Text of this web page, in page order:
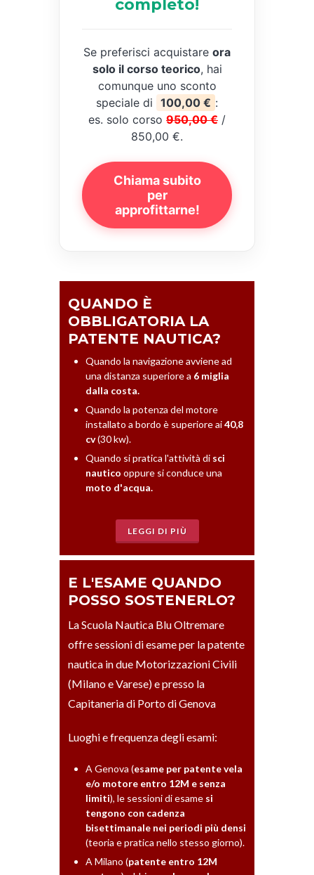
completo!
Se preferisci acquistare ora
solo il corso teorico, hai
comunque uno sconto
speciale di 100,00 € :
es. solo corso 950,00 € /
850,00 €.
Chiama subito
per
approfittarne!
QUANDO È
OBBLIGATORIA LA
PATENTE NAUTICA?
Quando la navigazione avviene ad
una distanza superiore a 6 miglia
dalla costa.
Quando la potenza del motore
installato a bordo è superiore ai40,8
cv(30 kw).
Quando si pratica l'attività di sci
nautico oppure si conduce una
moto d'acqua.
LEGGI DI PIÙ
E L'ESAME QUANDO
POSSO SOSTENERLO?
La Scuola Nautica Blu Oltremare
offre sessioni di esame per la patente
nautica in due Motorizzazioni Civili
(Milano e Varese) e presso la
Capitaneria di Porto di Genova
Luoghi e frequenza degli esami:
A Genova (esame per patente vela
e/o motore entro 12M e senza
limiti), le sessioni di esame si
tengono con cadenza
bisettimanale nei periodi più densi
(teoria e pratica nello stesso giorno).
A Milano (patente entro 12M